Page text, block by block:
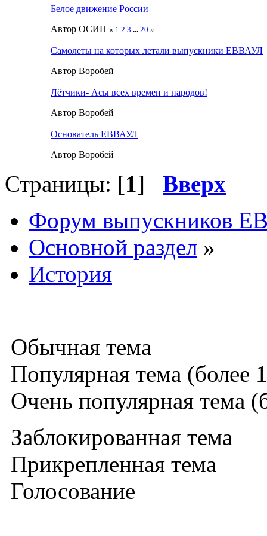
Белое движение России
Автор ОСИП « 1 2 3 ... 20 »
Самолеты на которых летали выпускники ЕВВАУЛ
Автор Воробей
Лётчики- Асы всех времен и народов!
Автор Воробей
Основатель ЕВВАУЛ
Автор Воробей
Страницы: [1] Вверх
Форум выпускников
Основной раздел »
История
Обычная тема
Популярная тема (более
Очень популярная тема
Заблокированная тема
Прикрепленная тема
Голосование